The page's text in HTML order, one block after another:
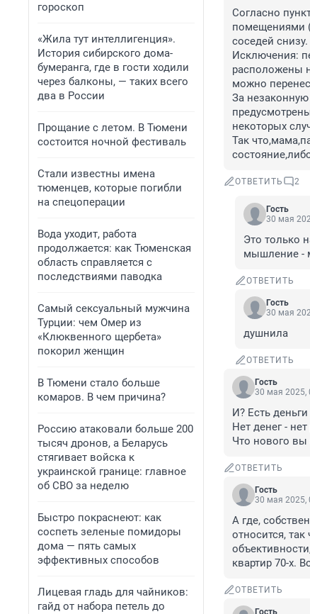
гороскоп
«Жила тут интеллигенция».
История сибирского дома-
бумеранга, где в гости ходили
через балконы, — таких всего
два в России
Прощание с летом. В Тюмени
состоится ночной фестиваль
Стали известны имена
тюменцев, которые погибли
на спецоперации
Вода уходит, работа
продолжается: как Тюменская
область справляется с
последствиями паводка
Самый сексуальный мужчина
Турции: чем Омер из
«Клюквенного щербета»
покорил женщин
В Тюмени стало больше
комаров. В чем причина?
Россию атаковали больше 200
тысяч дронов, а Беларусь
стягивает войска к
украинской границе: главное
об СВО за неделю
Быстро покраснеют: как
соспеть зеленые помидоры
дома — пять самых
эффективных способов
Лицевая гладь для чайников:
гайд от набора петель до
Согласно
помещениями
соседей снизу.
Исключения:
расположены
можно
За
некоторых
Так
ОТВЕТИТЬ 2
Гость
30 мая
Это только
мышление -
ОТВЕТИТЬ
Гость
30 мая
душнила
ОТВЕТИТЬ
Гость
30 мая 2025,
И? Есть
Нет денег -
Что нового вы
ОТВЕТИТЬ
Гость
30 мая 2025,
А где,
относится,
квартир 70-х.
ОТВЕТИТЬ
Гость